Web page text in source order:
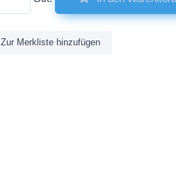
Zur Merkliste hinzufügen